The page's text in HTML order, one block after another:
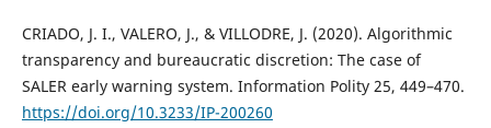
CRIADO, J. I., VALERO, J., & VILLODRE, J. (2020). Algorithmic
transparency and bureaucratic discretion: The case of
SALER early warning system. Information Polity 25, 449–470.
https://doi.org/10.3233/IP-200260